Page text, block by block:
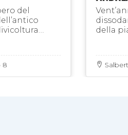
del
8
della